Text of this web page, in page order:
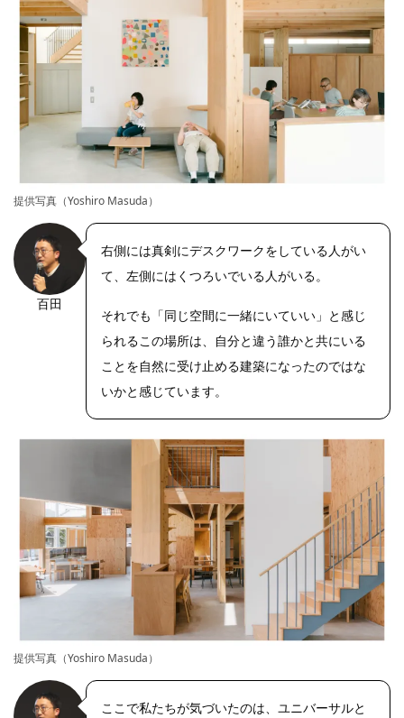
提供写真（Yoshiro Masuda）
百田
右側には真剣にデスクワークをしている人がい
て、左側にはくつろいでいる人がいる。
それでも「同じ空間に一緒にいていい」と感じ
られるこの場所は、自分と違う誰かと共にいる
ことを自然に受け止める建築になったのではな
いかと感じています。
提供写真（Yoshiro Masuda）
ここで私たちが気づいたのは、ユニバーサルと